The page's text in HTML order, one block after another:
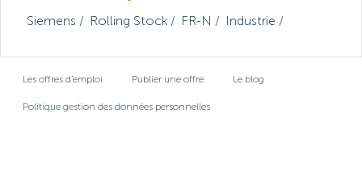
Siemens Rolling Stock FR-N Industrie
Les offres d’emploi Publier une offre Le blog
Politique gestion des données personnelles